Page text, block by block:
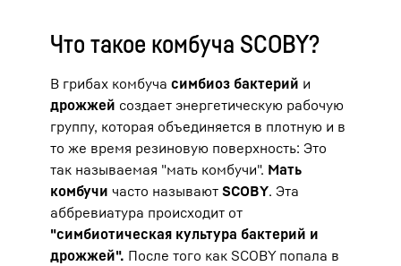
Что такое комбуча SCOBY?
В грибах комбуча симбиоз бактерий и
дрожжей создает энергетическую рабочую
группу, которая объединяется в плотную и в
то же время резиновую поверхность: Это
так называемая "мать комбучи". Мать
комбучи часто называют SCOBY. Эта
аббревиатура происходит от
"симбиотическая культура бактерий и
дрожжей". После того как SCOBY попала в